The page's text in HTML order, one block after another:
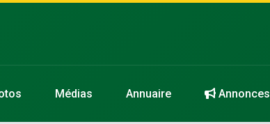
Médias Annuaire Annonces